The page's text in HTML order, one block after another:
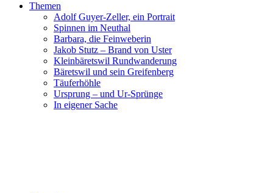
Themen
Adolf Guyer-Zeller, ein Portrait
Spinnen im Neuthal
Barbara, die Feinweberin
Jakob Stutz – Brand von Uster
Kleinbäretswil Rundwanderung
Bäretswil und sein Greifenberg
Täuferhöhle
Ursprung – und Ur-Sprünge
In eigener Sache